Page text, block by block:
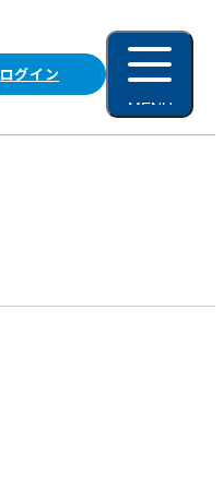
ログイン
MENU